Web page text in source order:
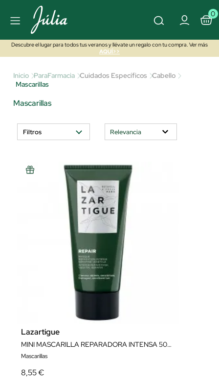
0
Descubre el lugar para todos tus veranos y llévate un regalo con tu compra. Ver más
AQUÍ>>
Inicio ParaFarmacia Cuidados Específicos
Cabello
Mascarillas
Mascarillas
Filtros
Lazartigue
MINI MASCARILLA REPARADORA INTENSA 50ML
Mascarillas
8,55 €